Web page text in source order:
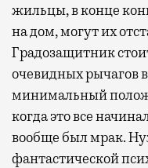
жильцы, в конце
на дом, могут их
Градозащитник
очевидных рычагов
минимальный
когда это все
вообще был мрак.
фантастической